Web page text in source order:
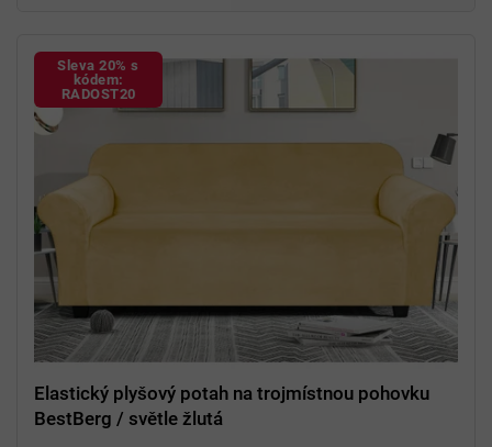
Sleva 20% s
kódem:
RADOST20
Elastický plyšový potah na trojmístnou pohovku
BestBerg / světle žlutá